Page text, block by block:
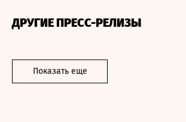
ДРУГИЕ ПРЕСС-РЕЛИЗЫ
Показать еще